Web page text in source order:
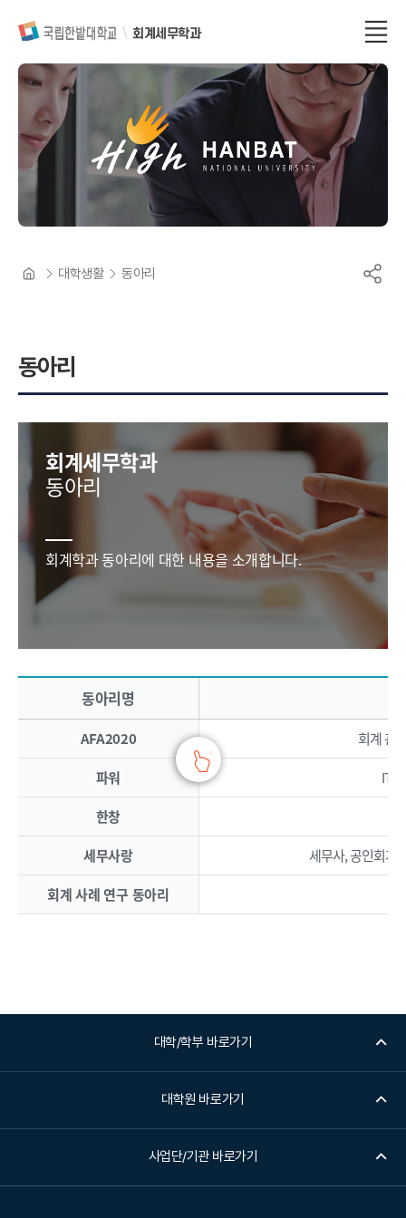
회계세무학과
동아리
대학생활 동아리
회계세무학과
동아리
회계학과 동아리에 대한 내용을 소개합니다.
회계학과 동아리 목록 - 동아리명, 활동내용, 연락처 정보 제공
동아리명
AFA2020 회계 관
파워 IT
한창
세무사랑 세무사, 공인회계
회계 사례 연구 동아리
대학/학부 바로가기
대학원 바로가기
사업단/기관 바로가기